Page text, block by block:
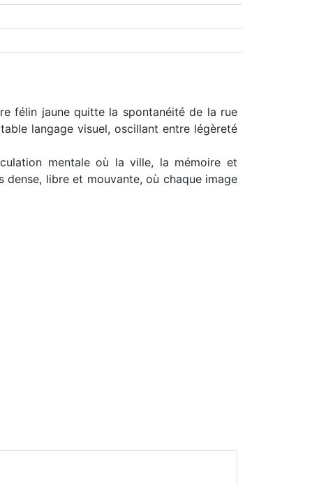
félin jaune quitte la spontanéité de la rue
langage visuel, oscillant entre légèreté
mentale où la ville, la mémoire et
dense, libre et mouvante, où chaque image